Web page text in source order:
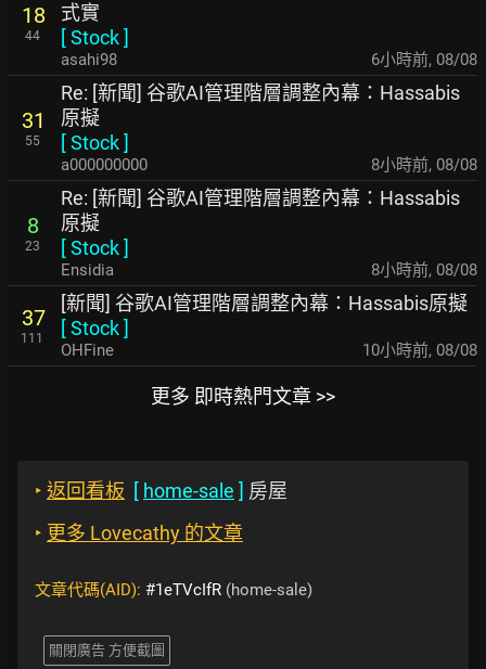
18
44
式實
[Stock]
asahi98 6小時前, 08/08
31
55
Re: [新聞] 谷歌AI管理階層調整內幕：Hassabis
原擬
[Stock]
a000000000 8小時前, 08/08
8
23
Re: [新聞] 谷歌AI管理階層調整內幕：Hassabis
原擬
[Stock]
Ensidia 8小時前, 08/08
37
111
[新聞] 谷歌AI管理階層調整內幕：Hassabis原擬
[Stock]
OHFine 10小時前, 08/08
更多 即時熱門文章 >>
‣ 返回看板 [ home-sale ] 房屋
‣ 更多 Lovecathy 的文章
文章代碼(AID): #1eTVcIfR (home-sale)
關閉廣告 方便截圖